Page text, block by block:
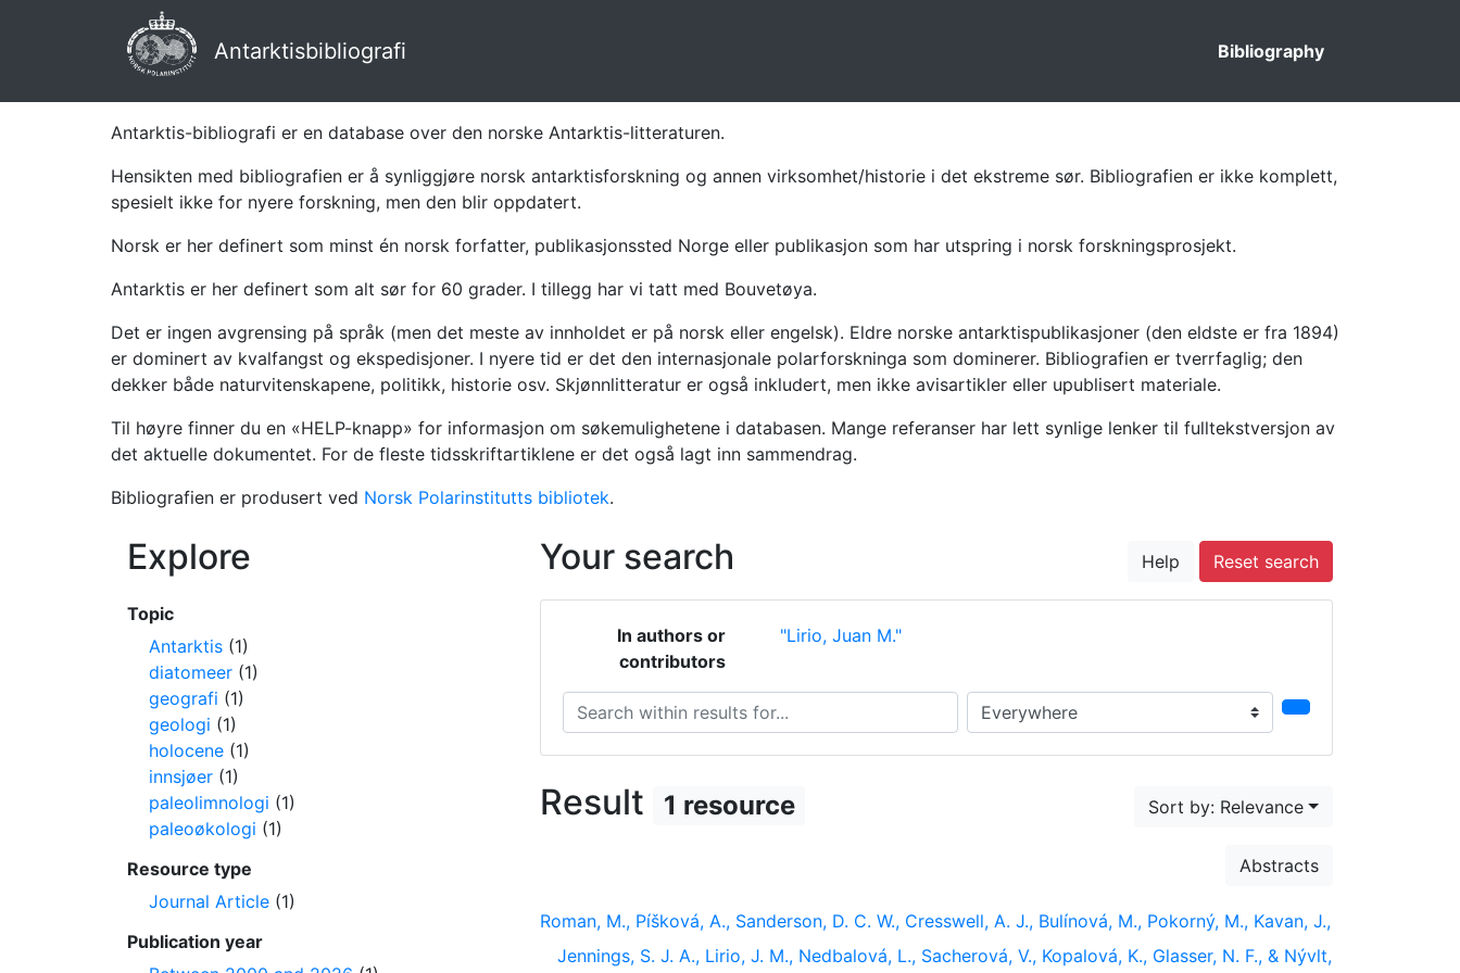
Antarktisbibliografi Bibliography
Antarktis-bibliografi er en database over den norske Antarktis-litteraturen.
Hensikten med bibliografien er å synliggjøre norsk antarktisforskning og annen virksomhet/historie i det ekstreme sør. Bibliografien er ikke komplett,
spesielt ikke for nyere forskning, men den blir oppdatert.
Norsk er her definert som minst én norsk forfatter, publikasjonssted Norge eller publikasjon som har utspring i norsk forskningsprosjekt.
Antarktis er her definert som alt sør for 60 grader. I tillegg har vi tatt med Bouvetøya.
Det er ingen avgrensing på språk (men det meste av innholdet er på norsk eller engelsk). Eldre norske antarktispublikasjoner (den eldste er fra 1894)
er dominert av kvalfangst og ekspedisjoner. I nyere tid er det den internasjonale polarforskninga som dominerer. Bibliografien er tverrfaglig; den
dekker både naturvitenskapene, politikk, historie osv. Skjønnlitteratur er også inkludert, men ikke avisartikler eller upublisert materiale.
Til høyre finner du en «HELP-knapp» for informasjon om søkemulighetene i databasen. Mange referanser har lett synlige lenker til fulltekstversjon av
det aktuelle dokumentet. For de fleste tidsskriftartiklene er det også lagt inn sammendrag.
Bibliografien er produsert ved Norsk Polarinstitutts bibliotek.
Your search Help Reset search
In authors or
contributors
"Lirio, Juan M."
Search within results for... Search in...
Result 1 resource Sort by: Relevance
Abstracts
Roman, M., Píšková, A., Sanderson, D. C. W., Cresswell, A. J., Bulínová, M., Pokorný, M., Kavan, J.,
Jennings, S. J. A., Lirio, J. M., Nedbalová, L., Sacherová, V., Kopalová, K., Glasser, N. F., & Nývlt,
Explore
Topic
Antarktis (1)
diatomeer (1)
geografi (1)
geologi (1)
holocene (1)
innsjøer (1)
paleolimnologi (1)
paleoøkologi (1)
Resource type
Journal Article (1)
Publication year